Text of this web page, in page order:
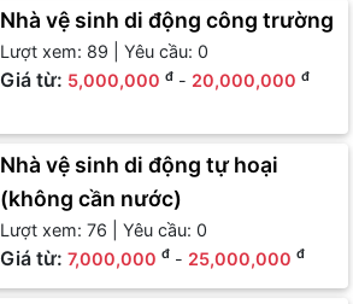
Nhà vệ sinh di động công trường
Lượt xem: 89 | Yêu cầu: 0
Giá từ: 5,000,000 đ - 20,000,000 đ
Nhà vệ sinh di động tự hoại
(không cần nước)
Lượt xem: 76 | Yêu cầu: 0
Giá từ: 7,000,000 đ - 25,000,000 đ